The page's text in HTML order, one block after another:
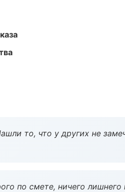
то, что у других не
по смете, ничего лишнего